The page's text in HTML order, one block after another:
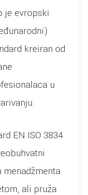
je evropski
kreiran od
u
EN ISO 3834
menadžmenta
ali pruža